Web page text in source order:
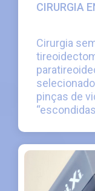
CIRURGIA
Cirurgia
pinças de